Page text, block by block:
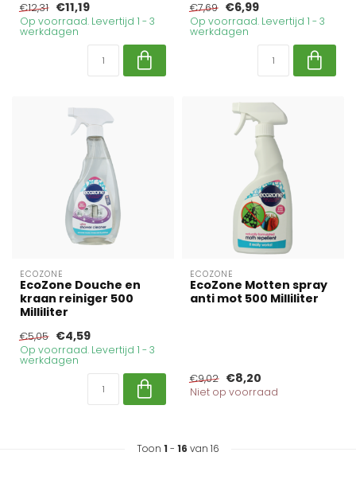
€12,31 €11,19
Op voorraad. Levertijd 1 - 3
werkdagen
€7,69 €6,99
Op voorraad. Levertijd 1 - 3
werkdagen
ECOZONE
EcoZone Douche en
kraan reiniger 500
Milliliter
€5,05 €4,59
Op voorraad. Levertijd 1 - 3
werkdagen
ECOZONE
EcoZone Motten spray
anti mot 500 Milliliter
€9,02 €8,20
Niet op voorraad
Toon 1 - 16 van 16